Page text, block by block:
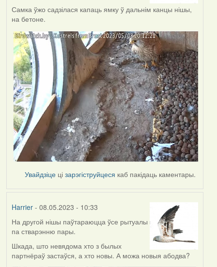
Самка ўжо садзілася капаць ямку ў дальнім канцы нішы,
на бетоне.
Увайдзіце цізарэгіструйцеся каб пакідаць каментары.
Harrier- 08.05.2023 - 10:33
На другой нішы паўтараюцца ўсе рытуалы
па стварэнню пары.
Шкада, што невядома хто з былых
партнёраў застаўся, а хто новы. А можа новыя абодва?